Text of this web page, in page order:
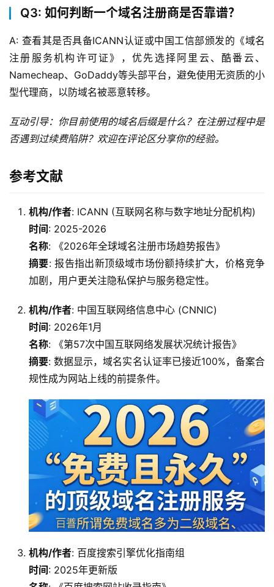
Q3: 如何判断一个域名注册商是否靠谱？
A: 查看其是否具备ICANN认证或中国工信部颁发的《域名
注册服务机构许可证》，优先选择阿里云、酷番云、
Namecheap、GoDaddy等头部平台，避免使用无资质的小
型代理商，以防域名被恶意转移。
互动引导：你目前使用的域名后缀是什么？在注册过程中是
否遇到过续费陷阱？欢迎在评论区分享你的经验。
参考文献
机构/作者: ICANN (互联网名称与数字地址分配机构)
时间 : 2025-2026
名称: 《2026年全球域名注册市场趋势报告》
摘要: 报告指出新顶级域市场份额持续扩大，价格竞争
加剧，用户更关注隐私保护与服务稳定性。
机构/作者: 中国互联网络信息中心 (CNNIC)
时间 : 2026年1月
名称: 《第57次中国互联网络发展状况统计报告》
摘要: 数据显示，域名实名认证率已接近100%，备案合
规性成为网站上线的前提条件。
机构/作者: 百度搜索引擎优化指南组
时间: 2025年更新版